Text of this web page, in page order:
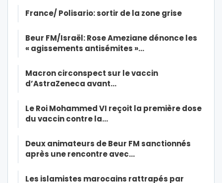
France/ Polisario: sortir de la zone grise
Beur FM/Israël: Rose Ameziane dénonce les
« agissements antisémites »…
Macron circonspect sur le vaccin
d’AstraZeneca avant…
Le Roi Mohammed VI reçoit la première dose
du vaccin contre la…
Deux animateurs de Beur FM sanctionnés
après une rencontre avec…
Les islamistes marocains rattrapés par